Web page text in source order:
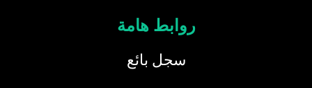
روابط هامة
سجل بائع